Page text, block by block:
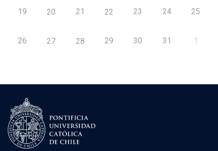
19 20 21 22 23 24 25
26 27 28 29 30 31 1